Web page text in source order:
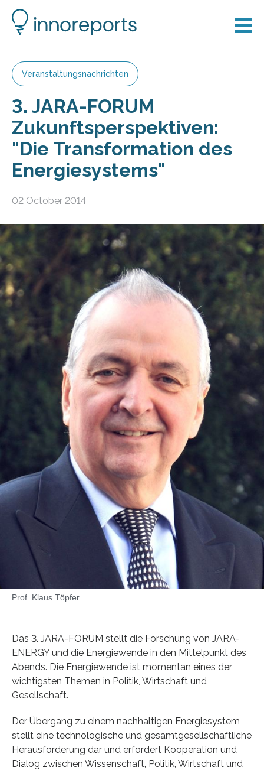
Veranstaltungsnachrichten
3. JARA-FORUM
Zukunftsperspektiven:
"Die Transformation des
Energiesystems"
02 October 2014
Prof. Klaus Töpfer
Das 3. JARA-FORUM stellt die Forschung von JARA-
ENERGY und die Energiewende in den Mittelpunkt des
Abends. Die Energiewende ist momentan eines der
wichtigsten Themen in Politik, Wirtschaft und
Gesellschaft.
Der Übergang zu einem nachhaltigen Energiesystem
stellt eine technologische und gesamtgesellschaftliche
Herausforderung dar und erfordert Kooperation und
Dialog zwischen Wissenschaft, Politik, Wirtschaft und